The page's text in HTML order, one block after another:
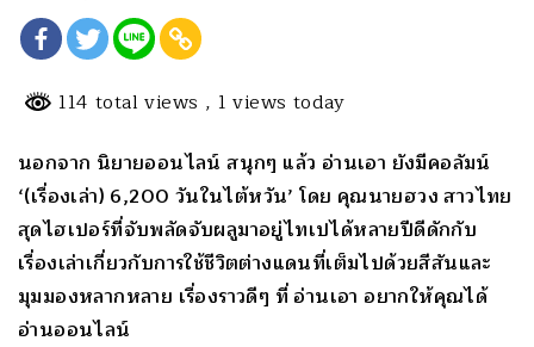
114 total views , 1 views today
นอกจาก นิยายออนไลน์ สนุกๆ แล้ว อ่านเอา ยังมีคอลัมน์
‘(เรื่องเล่า) 6,200 วันในไต้หวัน’ โดย คุณนายฮวง สาวไทย
สุดไฮเปอร์ที่จับพลัดจับผลูมาอยู่ไทเปได้หลายปีดีดักกับ
เรื่องเล่าเกี่ยวกับการใช้ชีวิตต่างแดนที่เต็มไปด้วยสีสันและ
มุมมองหลากหลาย เรื่องราวดีๆ ที่ อ่านเอา อยากให้คุณได้
อ่านออนไลน์